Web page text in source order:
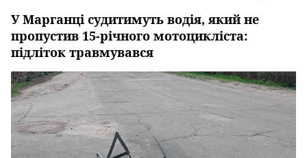
У Марганці судитимуть водія, який не
пропустив 15-річного мотоцикліста:
підліток травмувався